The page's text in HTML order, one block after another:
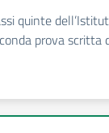
quinte
prova scritta